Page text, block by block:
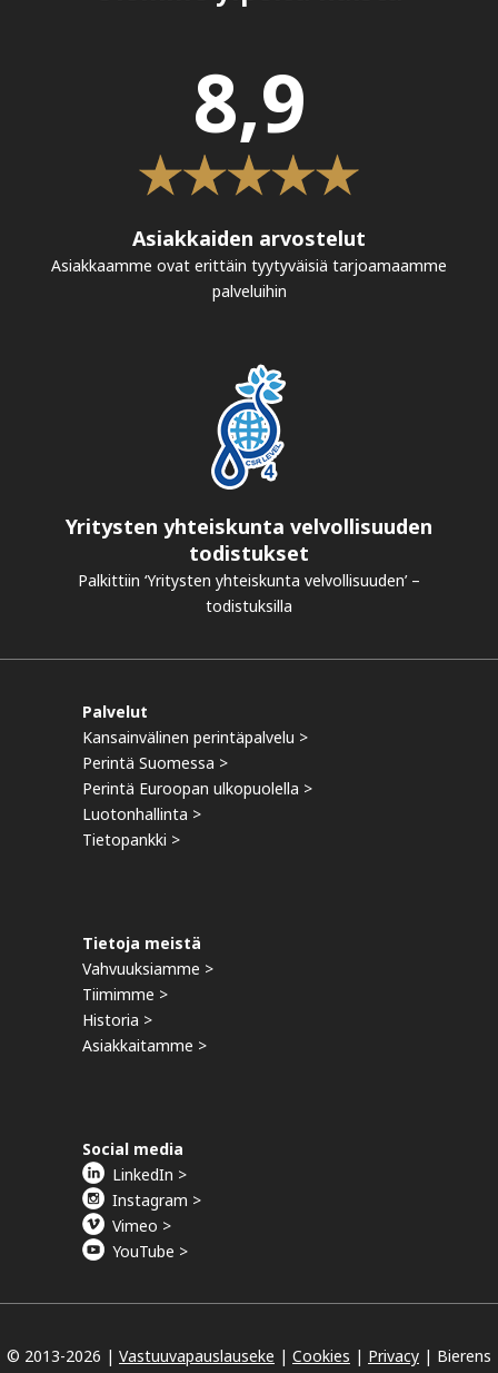
8,9
Asiakkaiden arvostelut
Asiakkaamme ovat erittäin tyytyväisiä tarjoamaamme
palveluihin
Yritysten yhteiskunta velvollisuuden
todistukset
Palkittiin ‘Yritysten yhteiskunta velvollisuuden’ –
todistuksilla
Palvelut
Kansainvälinen perintäpalvelu >
Perintä Suomessa >
Perintä Euroopan ulkopuolella >
Luotonhallinta >
Tietopankki >
Tietoja meistä
Vahvuuksiamme >
Tiimimme >
Historia >
Asiakkaitamme >
Social media
LinkedIn >
Instagram >
Vimeo >
YouTube >
© 2013-2026 | Vastuuvapauslauseke | Cookies | Privacy | Bierens